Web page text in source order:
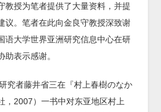
教授为笔者提供了大量资料，并提
议。笔者在此向金良守教授深致谢
语大学世界亚洲研究信息中心在研
助表示感谢。
究者藤井省三在『村上春樹のなか
，2007）一书中对东亚地区村上